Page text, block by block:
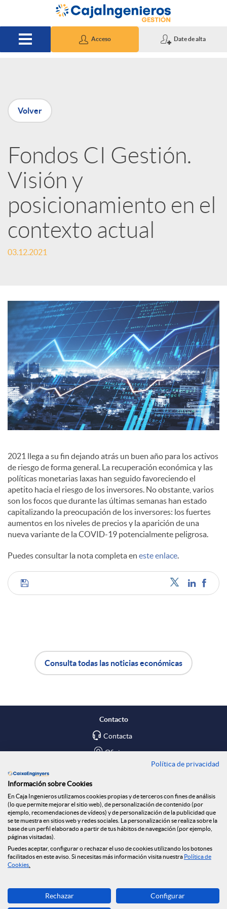
Saltar al contenido principal
Acceso Date de alta
P
u
b
l
i
c
d
o
r
d
e
c
o
n
t
d
s
Volver
Fondos CI Gestión.
Visión y
posicionamiento en el
contexto actual
03.12.2021
2021 llega a su fin dejando atrás un buen año para los activos
de riesgo de forma general. La recuperación económica y las
políticas monetarias laxas han seguido favoreciendo el
apetito hacia el riesgo de los inversores. No obstante, varios
son los focos que durante las últimas semanas han estado
capitalizando la preocupación de los inversores: los fuertes
aumentos en los niveles de precios y la aparición de una
nueva variante de la COVID-19 potencialmente peligrosa.
Puedes consultar la nota completa en este enlace.
C
r
t
i
r
e
p
i
c
a
c
o
ó
n
n
o
Consulta todas las noticias económicas
Contacto
Contacta
Oficinas
Blog
Social
Tablón de anuncios
Seguridad Online
Descarga ahora
Banca MOBILE
Política de privacidad
Información sobre Cookies
En Caja Ingenieros utilizamos cookies propias y de terceros con fines de análisis
(lo que permite mejorar el sitio web), de personalización de contenido (por
ejemplo, recomendaciones de vídeos) y de personalización de la publicidad que
se te muestra en sitios web y redes sociales. La personalización se realiza sobre la
base de un perfil elaborado a partir de tus hábitos de navegación (por ejemplo,
páginas visitadas).
Puedes aceptar, configurar o rechazar el uso de cookies utilizando los botones
facilitados en este aviso. Si necesitas más información visita nuestra Política de
Cookies
Rechazar Configurar